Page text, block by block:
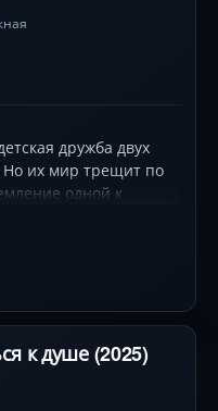
дружба двух
Но их мир трещит по
одной к
собой цепь
хаосом
создают
метания
себя держат
кадра. Фильм о
юности.
к душе (2025)